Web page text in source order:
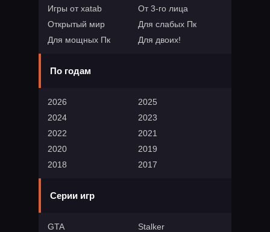
Игры от xatab
От 3-го лица
Открытый мир
Для слабых Пк
Для мощных Пк
Для двоих!
По годам
2026
2025
2024
2023
2022
2021
2020
2019
2018
2017
Серии игр
GTA
Stalker